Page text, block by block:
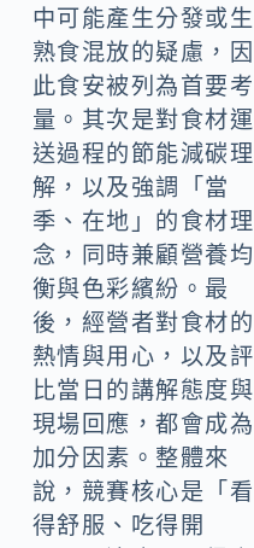
中可能產生分發或生
熟食混放的疑慮，因
此食安被列為首要考
量。其次是對食材運
送過程的節能減碳理
解，以及強調「當
季、在地」的食材理
念，同時兼顧營養均
衡與色彩繽紛。最
後，經營者對食材的
熱情與用心，以及評
比當日的講解態度與
現場回應，都會成為
加分因素。整體來
說，競賽核心是「看
得舒服、吃得開